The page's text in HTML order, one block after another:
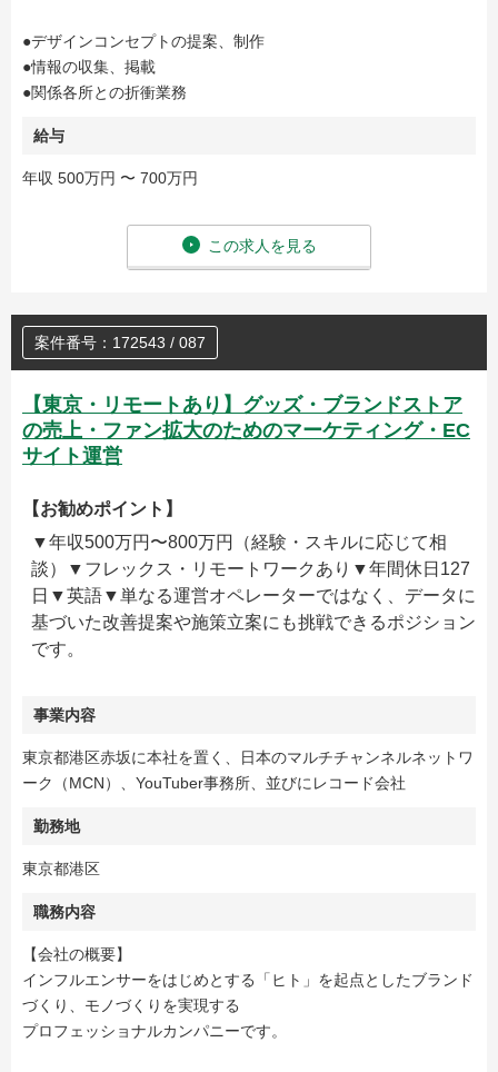
●デザインコンセプトの提案、制作
●情報の収集、掲載
●関係各所との折衝業務
給与
年収 500万円 〜 700万円
この求人を見る
案件番号：172543 / 087
【東京・リモートあり】グッズ・ブランドストア
の売上・ファン拡大のためのマーケティング・EC
サイト運営
【お勧めポイント】
▼年収500万円〜800万円（経験・スキルに応じて相
談）▼フレックス・リモートワークあり▼年間休日127
日▼英語▼単なる運営オペレーターではなく、データに
基づいた改善提案や施策立案にも挑戦できるポジション
です。
事業内容
東京都港区赤坂に本社を置く、日本のマルチチャンネルネットワ
ーク（MCN）、YouTuber事務所、並びにレコード会社
勤務地
東京都港区
職務内容
【会社の概要】
インフルエンサーをはじめとする「ヒト」を起点としたブランド
づくり、モノづくりを実現する
プロフェッショナルカンパニーです。